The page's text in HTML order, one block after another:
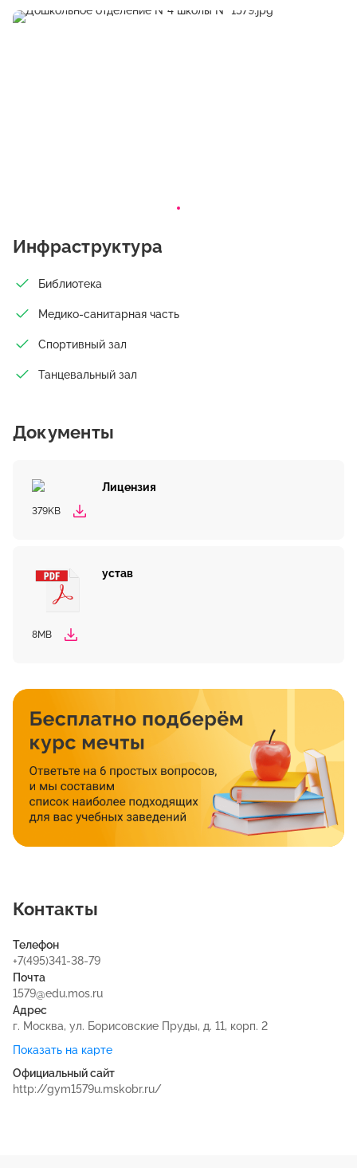
Инфраструктура
Библиотека
Медико-санитарная часть
Спортивный зал
Танцевальный зал
Документы
Лицензия
379KB
устав
8MB
Контакты
Телефон
+7(495)341-38-79
Почта
1579@edu.mos.ru
Адрес
г. Москва, ул. Борисовские Пруды, д. 11, корп. 2
Показать на карте
Официальный сайт
http://gym1579u.mskobr.ru/